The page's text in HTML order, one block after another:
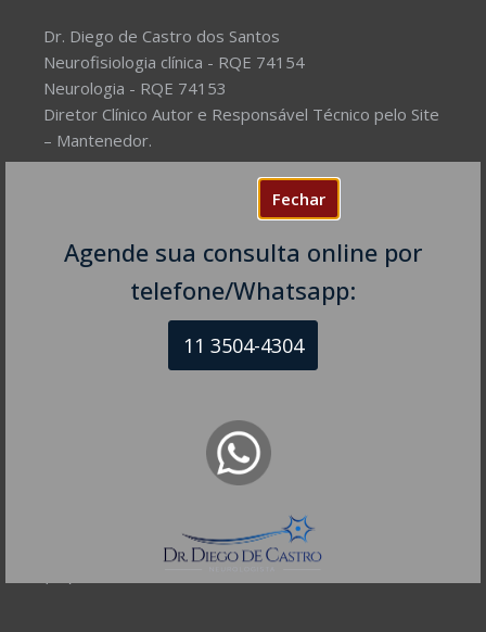
Fechar
Agende sua consulta online por
telefone/Whatsapp:
11 3504-4304
Dr. Diego de Castro dos Santos
Neurofisiologia clínica - RQE 74154
Neurologia - RQE 74153
Diretor Clínico Autor e Responsável Técnico pelo Site
– Mantenedor.
Prover Soluções cada vez mais
completas de forma facilitada para a gestão da saúde
e o bem-estar das pessoas, com excelência,
humanidade e sustentabilidade. Destinado ao
público em geral.
NEUROLOGISTA EM SÃO PAULO – SP
R. Itapeva, 518 - sala 1301
Bela Vista - São Paulo - SP